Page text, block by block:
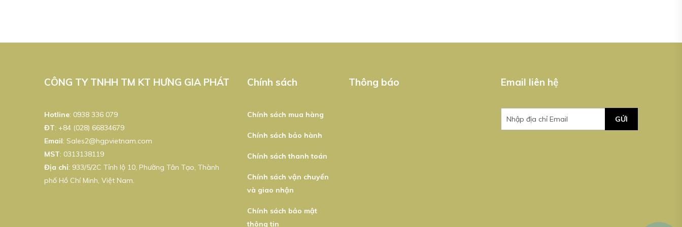
CÔNG TY TNHH TM KT HƯNG GIA PHÁT
Hotline: 0938 336 079
ĐT: +84 (028) 66834679
Email: Sales2@hgpvietnam.com
MST: 0313138119
Địa chỉ: 933/5/2C Tỉnh lộ 10, Phường Tân Tạo, Thành
phố Hồ Chí Minh, Việt Nam.
Chính sách
Chính sách mua hàng
Chính sách bảo hành
Chính sách thanh toán
Chính sách vận chuyển
và giao nhận
Chính sách bảo mật
thông tin
Thông báo Email liên hệ
GỬI